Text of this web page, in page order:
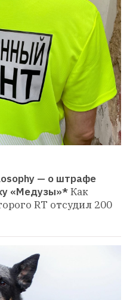
— о штрафе
«Медузы»*Как
RT отсудил 200